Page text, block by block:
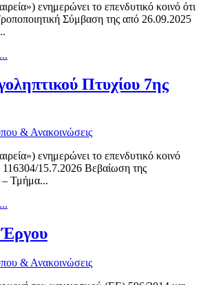
ενημερώνει το επενδυτικό κοινό ότι
Σύμβαση της από 26.09.2025
Πτυχίου 7ης
& Ανακοινώσεις
ενημερώνει το επενδυτικό κοινό
116304/15.7.2026 Βεβαίωση της
Τμήμα...
& Ανακοινώσεις